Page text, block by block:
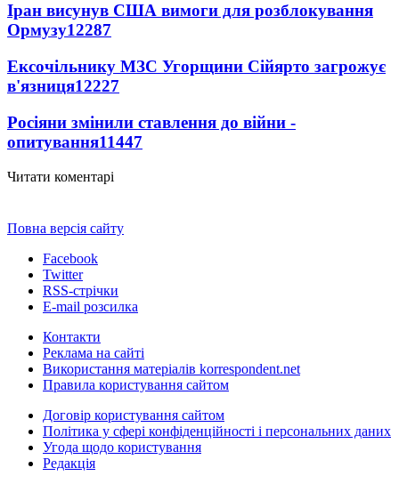
Іран висунув США вимоги для розблокування
Ормузу12287
Ексочільнику МЗС Угорщини Сійярто загрожує
в'язниця12227
Росіяни змінили ставлення до війни -
опитування11447
Читати коментарі
Повна версія сайту
Facebook
Twitter
RSS-стрічки
E-mail розсилка
Контакти
Реклама на сайті
Використання матеріалів korrespondent.net
Правила користування сайтом
Договір користування сайтом
Політика у сфері конфіденційності і персональних даних
Угода щодо користування
Редакція